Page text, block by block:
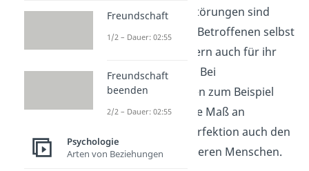
Persönlichkeitsstörungen sind
nicht nur für die Betroffenen selbst
, sondern auch für ihr
soziales Umfeld
. Bei
Zwangsstörungen zum Beispiel
belastet das hohe Maß an
Ordnung und Perfektion auch den
Umgang mit anderen Menschen.
Freundschaft
1/2 – Dauer: 02:55
Freundschaft
beenden
2/2 – Dauer: 02:55
Psychologie
Arten von Beziehungen